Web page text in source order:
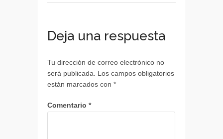
Deja una respuesta
Tu dirección de correo electrónico no
será publicada.
Los campos obligatorios
están marcados con *
Comentario *